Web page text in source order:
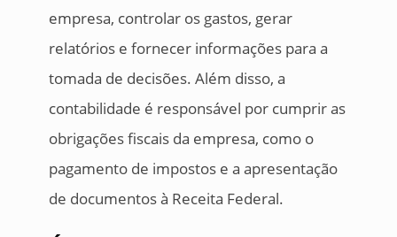
empresa, controlar os gastos, gerar
relatórios e fornecer informações para a
tomada de decisões. Além disso, a
contabilidade é responsável por cumprir as
obrigações fiscais da empresa, como o
pagamento de impostos e a apresentação
de documentos à Receita Federal.